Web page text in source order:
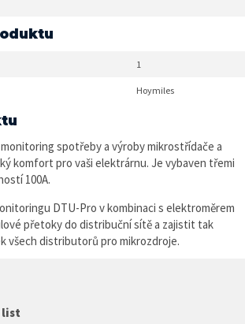
1
Hoymiles
spotřeby a výroby mikrostřídače a
komfort pro vaši elektrárnu. Je vybaven třemi
100A.
DTU-Pro v kombinaci s elektroměrem
přetoky do distribuční sítě a zajistit tak
všech distributorů pro mikrozdroje.
list